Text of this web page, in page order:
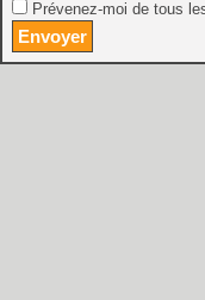
Prévenez-moi de tous